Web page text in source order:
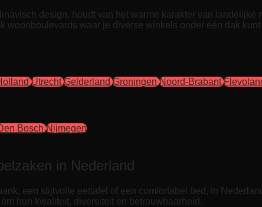
design, houdt van het warme karakter van
woonboulevards waar je diverse winkels onder één dak
Utrecht Gelderland Groningen Noord-Brabant
Bosch Nijmegen
in Nederland
een stijlvolle eettafel of een comfortabel bed, in
hun kwaliteit, diversiteit en betrouwbaarheid.